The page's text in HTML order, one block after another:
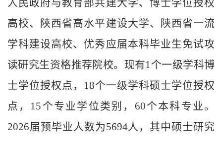
人民政府与教育部共建大学、博士学位授权
高校、陕西省高水平建设大学、陕西省一流
学科建设高校、优秀应届本科毕业生免试攻
读研究生资格推荐院校。现有1个一级学科博
士学位授权点，18个一级学科硕士学位授权
点，15个专业学位类别，60个本科专业。
2026届预毕业人数为5694人，其中硕士研究